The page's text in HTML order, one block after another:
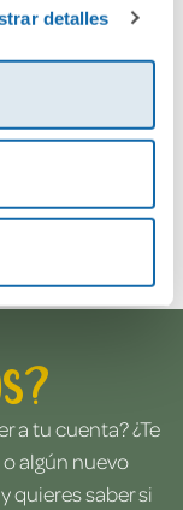
detalles
a tu cuenta? ¿Te
algún nuevo
quieres saber si